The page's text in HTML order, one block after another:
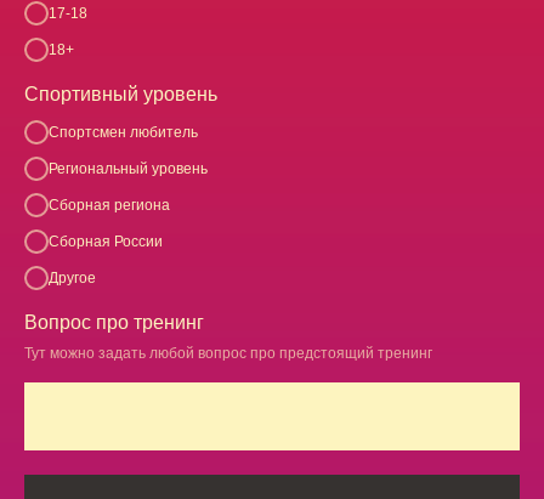
17-18
18+
Спортивный уровень
Спортсмен любитель
Региональный уровень
Сборная региона
Сборная России
Другое
Вопрос про тренинг
Тут можно задать любой вопрос про предстоящий тренинг